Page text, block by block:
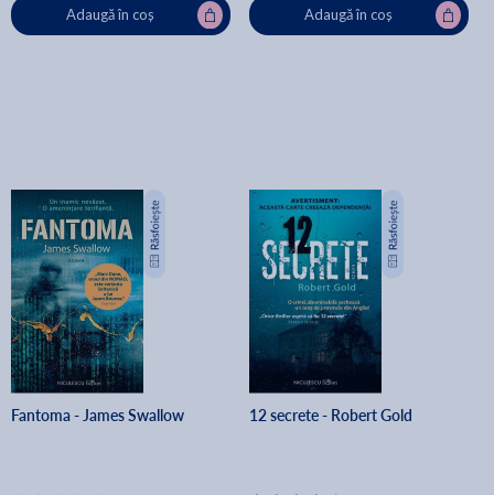
Adaugă în coș Adaugă în coș
Fantoma - James Swallow 12 secrete - Robert Gold